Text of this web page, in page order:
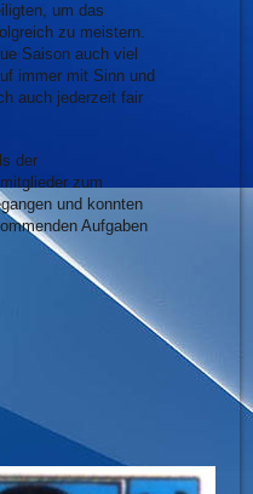
um das
zu meistern.
Saison auch viel
immer mit Sinn und
auch jederzeit fair
der
zum
und konnten
Aufgaben